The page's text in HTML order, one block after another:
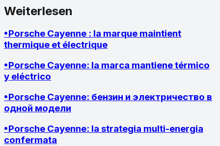
Weiterlesen
•Porsche Cayenne : la marque maintient
thermique et électrique
•Porsche Cayenne: la marca mantiene térmico
y eléctrico
•Porsche Cayenne: бензин и электричество в
одной модели
•Porsche Cayenne: la strategia multi-energia
confermata